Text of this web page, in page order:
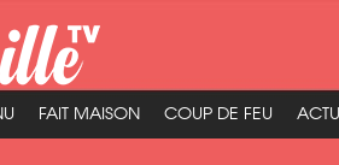
FAIT MAISON COUP DE FEU